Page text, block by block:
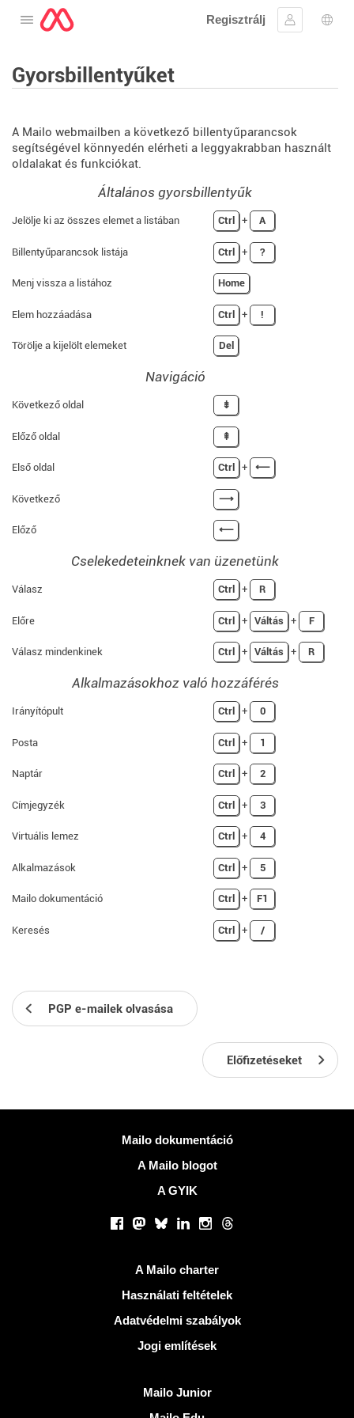
Nyissa meg a menüt
Regisztrálj
Gyorsbillentyűket
A Mailo webmailben a következő billentyűparancsok
segítségével könnyedén elérheti a leggyakrabban használt
oldalakat és funkciókat.
Általános gyorsbillentyűk
Jelölje ki az összes elemet a listában Ctrl + A
Billentyűparancsok listája Ctrl + ?
Menj vissza a listához Home
Elem hozzáadása Ctrl + !
Törölje a kijelölt elemeket Del
Navigáció
Következő oldal ⇟
Előző oldal ⇞
Első oldal Ctrl + ⟵
Következő ⟶
Előző ⟵
Cselekedeteinknek van üzenetünk
Válasz Ctrl + R
Előre Ctrl + Váltás + F
Válasz mindenkinek Ctrl + Váltás + R
Alkalmazásokhoz való hozzáférés
Irányítópult Ctrl + 0
Posta Ctrl + 1
Naptár Ctrl + 2
Címjegyzék Ctrl + 3
Virtuális lemez Ctrl + 4
Alkalmazások Ctrl + 5
Mailo dokumentáció Ctrl + F1
Keresés Ctrl + /
PGP e-mailek olvasása
Előfizetéseket
Mailo dokumentáció
A Mailo blogot
A GYIK
Facebook
Mastodon
BlueskyLinkedInInstagram
Threads
A Mailo charter
Használati feltételek
Adatvédelmi szabályok
Jogi említések
Mailo Junior